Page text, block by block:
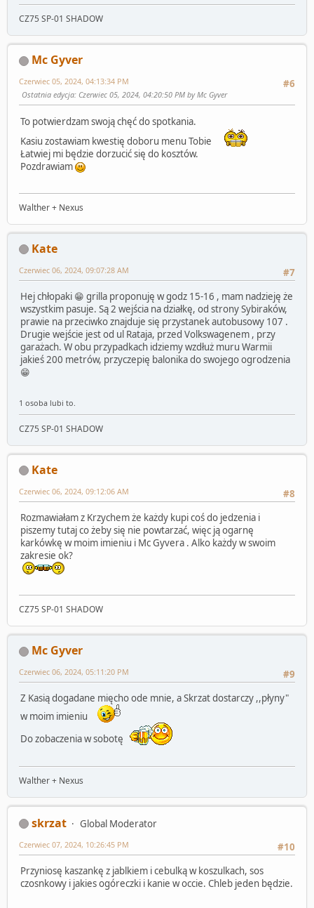
CZ75 SP-01 SHADOW
Mc Gyver
#6
Czerwiec 05, 2024, 04:13:34 PM
Ostatnia edycja: Czerwiec 05, 2024, 04:20:50 PM by Mc Gyver
To potwierdzam swoją chęć do spotkania.
Kasiu zostawiam kwestię doboru menu Tobie
Łatwiej mi będzie dorzucić się do kosztów.
Pozdrawiam
Walther + Nexus
Kate
#7
Czerwiec 06, 2024, 09:07:28 AM
Hej chłopaki 😁 grilla proponuję w godz 15-16 , mam nadzieję że
wszystkim pasuje. Są 2 wejścia na działkę, od strony Sybiraków,
prawie na przeciwko znajduje się przystanek autobusowy 107 .
Drugie wejście jest od ul Rataja, przed Volkswagenem , przy
garażach. W obu przypadkach idziemy wzdłuż muru Warmii
jakieś 200 metrów, przyczepię balonika do swojego ogrodzenia
😁
1 osoba lubi to.
CZ75 SP-01 SHADOW
Kate
#8
Czerwiec 06, 2024, 09:12:06 AM
Rozmawiałam z Krzychem że każdy kupi coś do jedzenia i
piszemy tutaj co żeby się nie powtarzać, więc ją ogarnę
karkówkę w moim imieniu i Mc Gyvera . Alko każdy w swoim
zakresie ok?
CZ75 SP-01 SHADOW
Mc Gyver
#9
Czerwiec 06, 2024, 05:11:20 PM
Z Kasią dogadane mięcho ode mnie, a Skrzat dostarczy ,,płyny"
w moim imieniu
Do zobaczenia w sobotę
Walther + Nexus
skrzat
Global Moderator
#10
Czerwiec 07, 2024, 10:26:45 PM
Przyniosę kaszankę z jablkiem i cebulką w koszulkach, sos
czosnkowy i jakies ogóreczki i kanie w occie. Chleb jeden będzie.